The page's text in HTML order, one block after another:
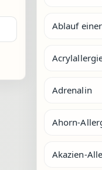
Ablauf
Adrenalin
Ahorn-
Akazien-